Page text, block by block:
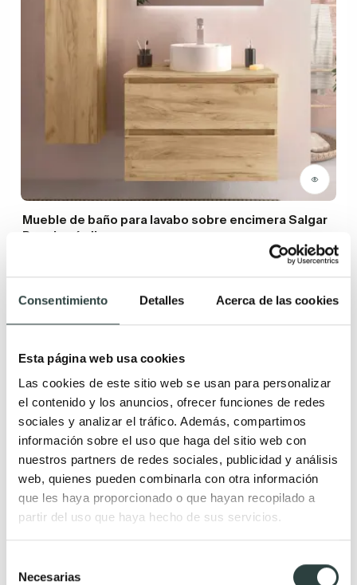
Consentimiento Detalles Acerca de las cookies
Esta página web usa cookies
Las cookies de este sitio web se usan para personalizar
el contenido y los anuncios, ofrecer funciones de redes
sociales y analizar el tráfico. Además, compartimos
información sobre el uso que haga del sitio web con
nuestros partners de redes sociales, publicidad y análisis
web, quienes pueden combinarla con otra información
que les haya proporcionado o que hayan recopilado a
partir del uso que haya hecho de sus servicios.
Necesarias
Mueble de baño para lavabo sobre encimera Salgar
Bequia nórdico
248,98€363,00€ −31%
(6)